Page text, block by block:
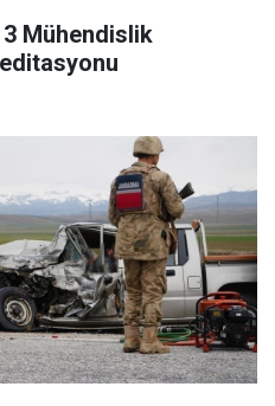
Mühendislik